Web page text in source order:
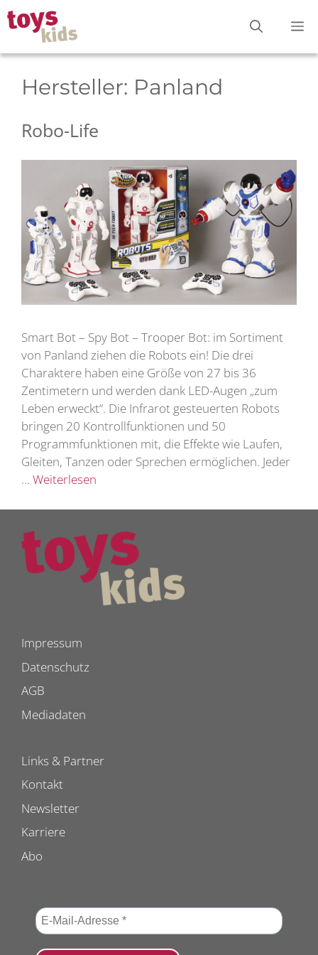
Zum
Inhalt
springen
Hersteller: Panland
Robo-Life
Smart Bot – Spy Bot – Trooper Bot: im Sortiment
von Panland ziehen die Robots ein! Die drei
Charaktere haben eine Größe von 27 bis 36
Zentimetern und werden dank LED-Augen „zum
Leben erweckt“. Die Infrarot gesteuerten Robots
bringen 20 Kontrollfunktionen und 50
Programmfunktionen mit, die Effekte wie Laufen,
Gleiten, Tanzen oder Sprechen ermöglichen. Jeder
… Weiterlesen
Impressum
Datenschutz
AGB
Mediadaten
Links & Partner
Kontakt
Newsletter
Karriere
Abo